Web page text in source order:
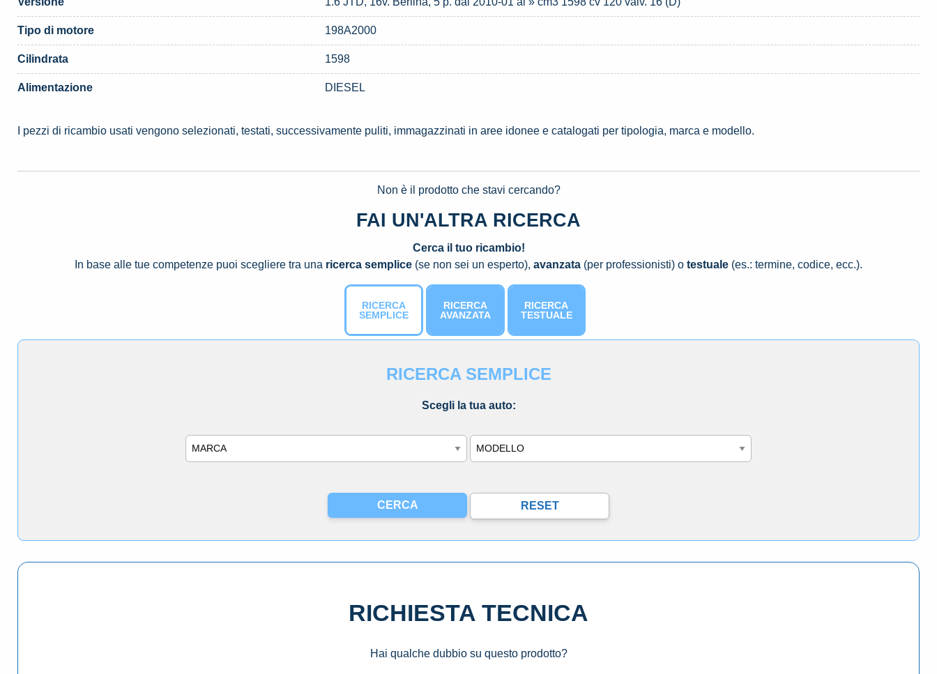
Tipo di motore 198A2000
Cilindrata 1598
Alimentazione DIESEL
I pezzi di ricambio usati vengono selezionati, testati, successivamente puliti, immagazzinati in aree idonee e catalogati per tipologia, marca e modello.
Non è il prodotto che stavi cercando?
FAI UN'ALTRA RICERCA
Cerca il tuo ricambio!
In base alle tue competenze puoi scegliere tra una ricerca semplice (se non sei un esperto), avanzata (per professionisti) o testuale (es.: termine, codice, ecc.).
RICERCA
SEMPLICE
RICERCA
AVANZATA
RICERCA
TESTUALE
RICERCA SEMPLICE
Scegli la tua auto:
Marca Modello
RICHIESTA TECNICA
Hai qualche dubbio su questo prodotto?